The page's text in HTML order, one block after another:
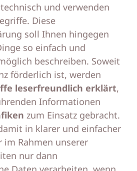
und verwenden
Diese
soll Ihnen hingegen
so einfach und
beschreiben. Soweit
förderlich ist, werden
leserfreundlich erklärt,
Informationen
zum Einsatz gebracht.
in klarer und einfacher
im Rahmen unserer
nur dann